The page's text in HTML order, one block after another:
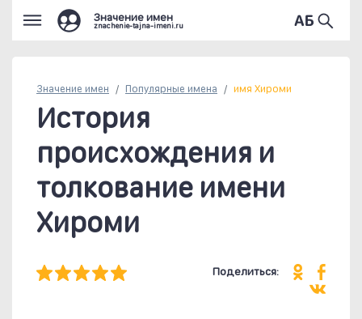
Значение имен
znachenie-tajna-imeni.ru
Значение имен Популярные имена имя Хироми
История
происхождения и
толкование имени
Хироми
Поделиться: